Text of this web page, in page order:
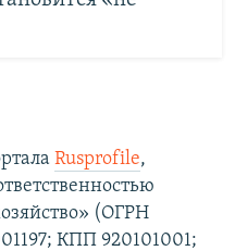
Rusprofile,
(ОГРН
КПП 920101001;